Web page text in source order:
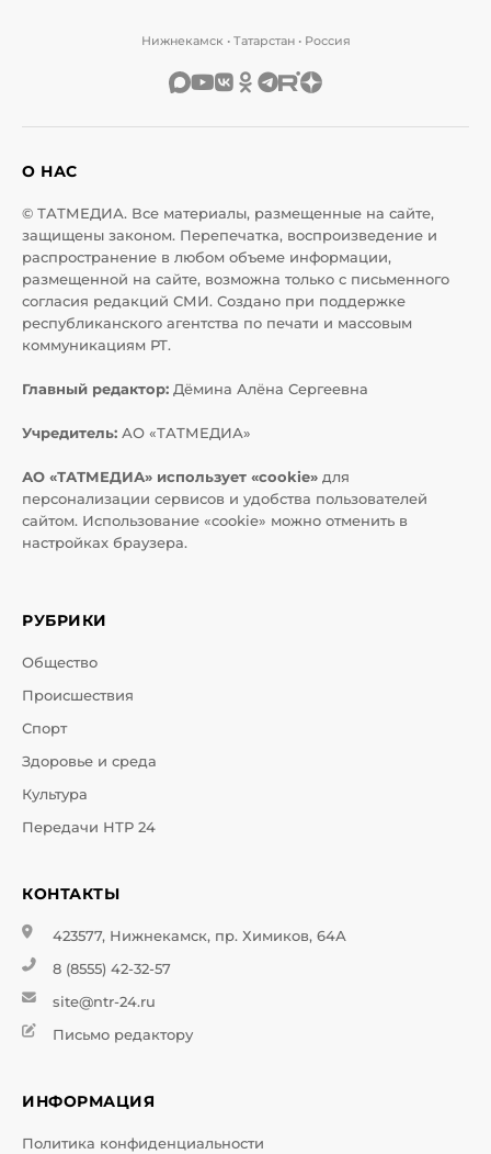
Нижнекамск • Татарстан • Россия
О НАС
© ТАТМЕДИА. Все материалы, размещенные на сайте,
защищены законом. Перепечатка, воспроизведение и
распространение в любом объеме информации,
размещенной на сайте, возможна только с письменного
согласия редакций СМИ. Создано при поддержке
республиканского агентства по печати и массовым
коммуникациям РТ.
Главный редактор: Дёмина Алёна Сергеевна
Учредитель: АО «ТАТМЕДИА»
АО «ТАТМЕДИА» использует «cookie» для
персонализации сервисов и удобства пользователей
сайтом. Использование «cookie» можно отменить в
настройках браузера.
РУБРИКИ
Общество
Происшествия
Спорт
Здоровье и среда
Культура
Передачи НТР 24
КОНТАКТЫ
423577, Нижнекамск, пр. Химиков, 64А
8 (8555) 42-32-57
site@ntr-24.ru
Письмо редактору
ИНФОРМАЦИЯ
Политика конфиденциальности